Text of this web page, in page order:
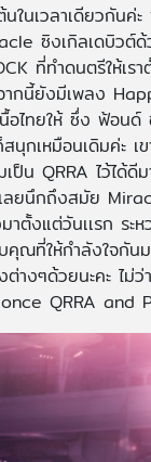
ในเวลาเดียวกันค่
ซิงเกิลเดบิวต์ด้
ที่ทำดนตรีให้เร
จากนี้ยังมีเพลง
นื้อไทยให้ ซึ่ง ฟ้อ
กเหมือนเดิมค่ะ เ
ป็น QRRA ไว้ได้ดี
ยนึกถึงสมัย
งแต่วันเเรก ระหว่
คุณที่ให้กำลังใจกัน
ๆด้วยนะคะ ไม่ว่าจ
QRRA and